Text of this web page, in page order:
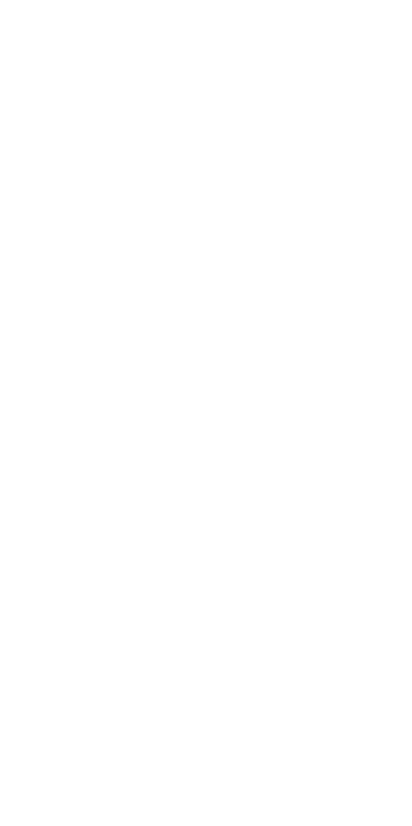
(ストレージの利用状況)
(サイト作成 ブレイクダウン)
の利用状況)
(OneDrive ファイル アクティビテ
(用語ストア 操作)
sites (サイト間での秘密度ラ